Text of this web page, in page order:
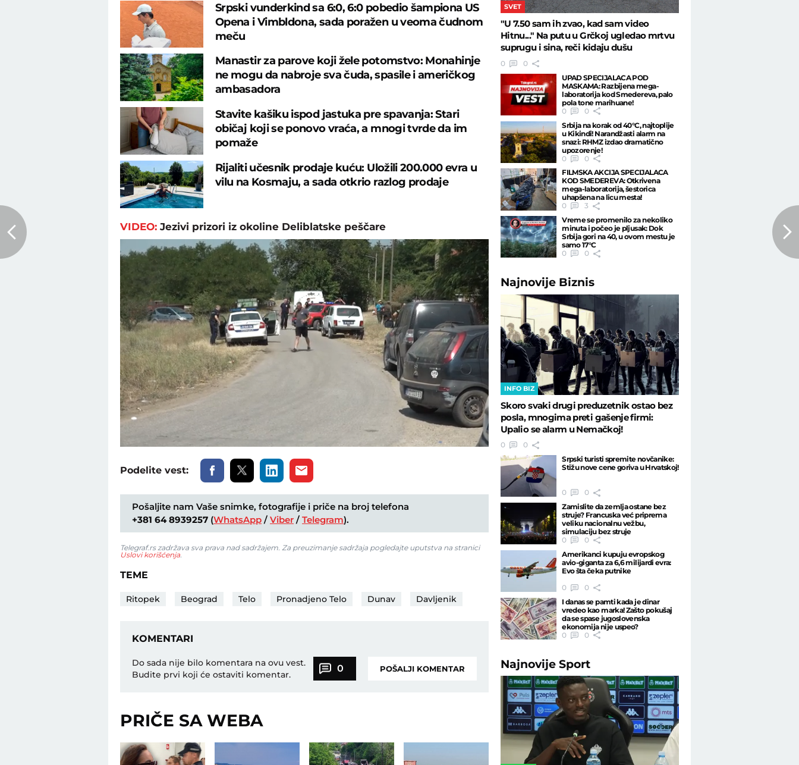
Srpski vunderkind sa 6:0, 6:0 pobedio šampiona US
Opena i Vimbldona, sada poražen u veoma čudnom
meču
Manastir za parove koji žele potomstvo: Monahinje
ne mogu da nabroje sva čuda, spasile i američkog
ambasadora
Stavite kašiku ispod jastuka pre spavanja: Stari
običaj koji se ponovo vraća, a mnogi tvrde da im
pomaže
Rijaliti učesnik prodaje kuću: Uložili 200.000 evra u
vilu na Kosmaju, a sada otkrio razlog prodaje
VIDEO: Jezivi prizori iz okoline Deliblatske peščare
Unmute
Podelite vest:
Pošaljite nam Vaše snimke, fotografije i priče na broj telefona
+381 64 8939257 (WhatsApp / Viber / Telegram).
Telegraf.rs zadržava sva prava nad sadržajem. Za preuzimanje sadržaja pogledajte uputstva na stranici
Uslovi korišćenja
TEME
Ritopek Beograd Telo Pronadjeno Telo Dunav Davljenik
KOMENTARI
Do sada nije bilo komentara na ovu vest.
Budite prvi koji će ostaviti komentar.
0 POŠALJI KOMENTAR
PRIČE SA WEBA
SVET
"U 7.50 sam ih zvao, kad sam video
Hitnu..." Na putu u Grčkoj ugledao mrtvu
suprugu i sina, reči kidaju dušu
0
0
UPAD SPECIJALACA POD
MASKAMA: Razbijena mega-
laboratorija kod Smedereva, palo
pola tone marihuane!
0
0
Srbija na korak od 40°C, najtoplije
u Kikindi! Narandžasti alarm na
snazi: RHMZ izdao dramatično
upozorenje!
0
0
FILMSKA AKCIJA SPECIJALACA
KOD SMEDEREVA: Otkrivena
mega-laboratorija, šestorica
uhapšena na licu mesta!
0
3
Vreme se promenilo za nekoliko
minuta i počeo je pljusak: Dok
Srbija gori na 40, u ovom mestu je
samo 17°C
0
0
Najnovije Biznis
INFO BIZ
Skoro svaki drugi preduzetnik ostao bez
posla, mnogima preti gašenje firmi:
Upalio se alarm u Nemačkoj!
0
0
Srpski turisti spremite novčanike:
Stižu nove cene goriva u Hrvatskoj!
0
0
Zamislite da zemlja ostane bez
struje? Francuska već priprema
veliku nacionalnu vežbu,
simulaciju bez struje
0
0
Amerikanci kupuju evropskog
avio-giganta za 6,6 milijardi evra:
Evo šta čeka putnike
0
0
I danas se pamti kada je dinar
vredeo kao marka! Zašto pokušaj
da se spase jugoslovenska
ekonomija nije uspeo?
0
0
NajnovijeSport